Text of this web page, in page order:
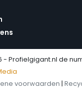
Profielgigant.nl de
voorwaarden |